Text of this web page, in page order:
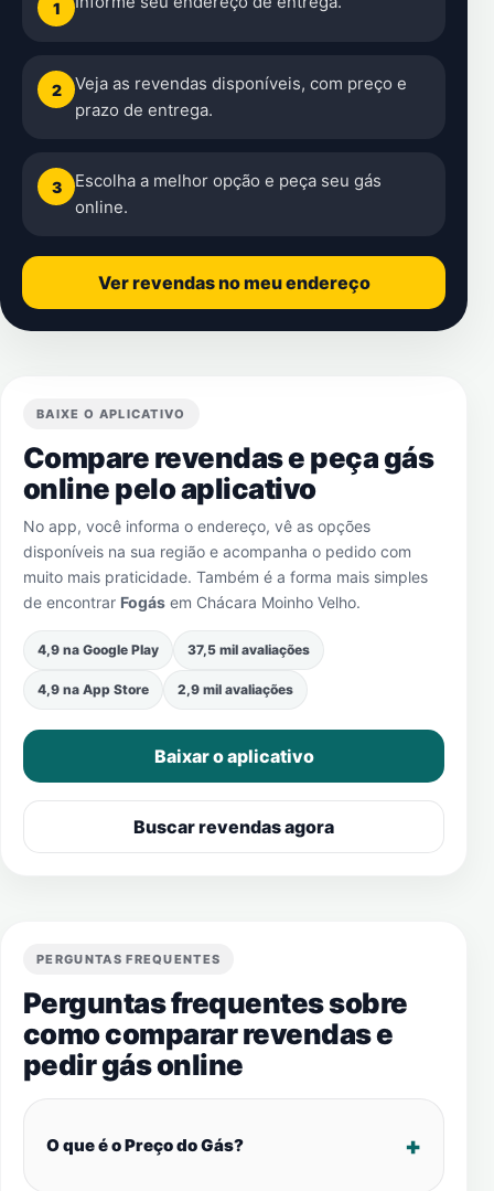
1
2
Veja as revendas disponíveis, com preço e
prazo de entrega.
3
Escolha a melhor opção e peça seu gás
online.
Ver revendas no meu endereço
BAIXE O APLICATIVO
Compare revendas e peça gás
online pelo aplicativo
No app, você informa o endereço, vê as opções
disponíveis na sua região e acompanha o pedido com
muito mais praticidade. Também é a forma mais simples
de encontrar Fogás em Chácara Moinho Velho.
4,9 na Google Play 37,5 mil avaliações
4,9 na App Store 2,9 mil avaliações
Baixar o aplicativo
Buscar revendas agora
PERGUNTAS FREQUENTES
Perguntas frequentes sobre
como comparar revendas e
pedir gás online
O que é o Preço do Gás?